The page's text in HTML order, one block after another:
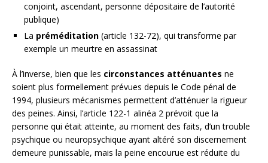
conjoint, ascendant, personne dépositaire de l’autorité
publique)
La préméditation (article 132-72), qui transforme par
exemple un meurtre en assassinat
À l’inverse, bien que les circonstances atténuantes ne
soient plus formellement prévues depuis le Code pénal de
1994, plusieurs mécanismes permettent d’atténuer la rigueur
des peines. Ainsi, l’article 122-1 alinéa 2 prévoit que la
personne qui était atteinte, au moment des faits, d’un trouble
psychique ou neuropsychique ayant altéré son discernement
demeure punissable, mais la peine encourue est réduite du